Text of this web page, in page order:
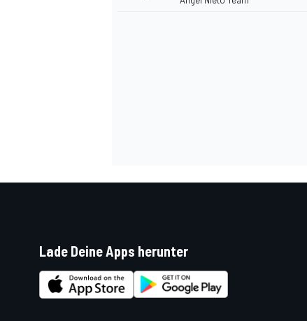
Lade Deine Apps herunter